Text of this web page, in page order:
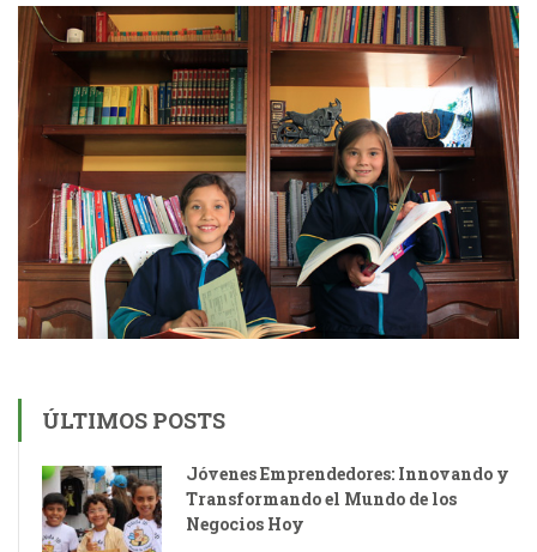
ÚLTIMOS POSTS
Jóvenes Emprendedores: Innovando y
Transformando el Mundo de los
Negocios Hoy